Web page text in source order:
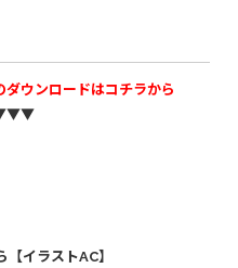
ウンロードはコチラから
イラストAC】